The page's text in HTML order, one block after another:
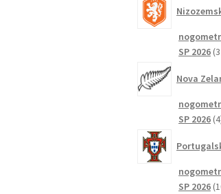
SP 2026
Nova
SP 2026 4
SP 2026